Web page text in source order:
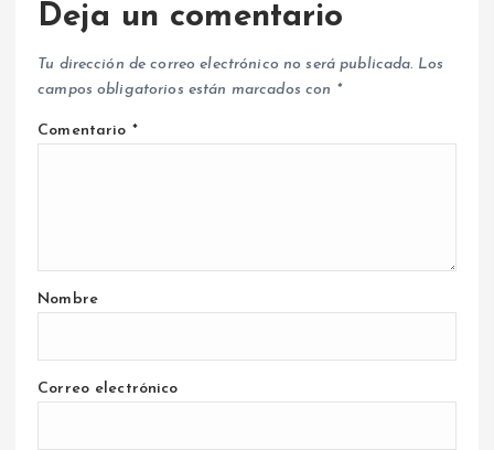
Deja un comentario
Tu dirección de correo electrónico no será publicada. Los
campos obligatorios están marcados con *
Comentario *
Nombre
Correo electrónico